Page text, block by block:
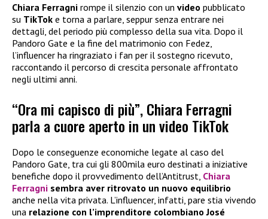
Chiara Ferragni rompe il silenzio con un video pubblicato
su TikTok e torna a parlare, seppur senza entrare nei
dettagli, del periodo più complesso della sua vita. Dopo il
Pandoro Gate e la fine del matrimonio con Fedez,
l’influencer ha ringraziato i fan per il sostegno ricevuto,
raccontando il percorso di crescita personale affrontato
negli ultimi anni.
“Ora mi capisco di più”, Chiara Ferragni
parla a cuore aperto in un video TikTok
Dopo le conseguenze economiche legate al caso del
Pandoro Gate, tra cui gli 800mila euro destinati a iniziative
benefiche dopo il provvedimento dell’Antitrust, Chiara
Ferragni sembra aver ritrovato un nuovo equilibrio
anche nella vita privata. L’influencer, infatti, pare stia vivendo
una relazione con l’imprenditore colombiano José